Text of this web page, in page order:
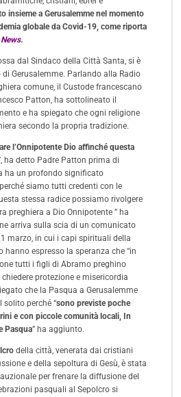
insieme a Gerusalemme nel momento
globale da Covid-19, come riporta
dal Sindaco della Città Santa, si è
Gerusalemme. Parlando alla Radio
comune, il Custode francescano
Patton, ha sottolineato il
e ha spiegato che ogni religione
secondo la propria tradizione.
l’Onnipotente Dio affinché questa
ha detto Padre Patton prima di
ha un profondo significato
siamo tutti credenti con le
stessa radice possiamo rivolgere
preghiera a Dio Onnipotente ” ha
arriva sulla scia di un comunicato
marzo, in cui i capi spirituali della
hanno espresso la speranza che “in
tutti i figli di Abramo preghino
chiedere protezione e misericordia
che la Pasqua a Gerusalemme
solito perché “sono previste poche
e con piccole comunità locali, In
Pasqua” ha aggiunto.
della città, venerata dai cristiani
e della sepoltura di Gesù, è stata
per frenare la diffusione del
pasquali al Sepolcro si